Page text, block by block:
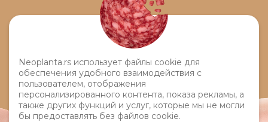
Neoplanta.rs использует файлы cookie для
обеспечения удобного взаимодействия с
пользователем, отображения
персонализированного контента, показа рекламы, а
также других функций и услуг, которые мы не могли
бы предоставлять без файлов cookie.